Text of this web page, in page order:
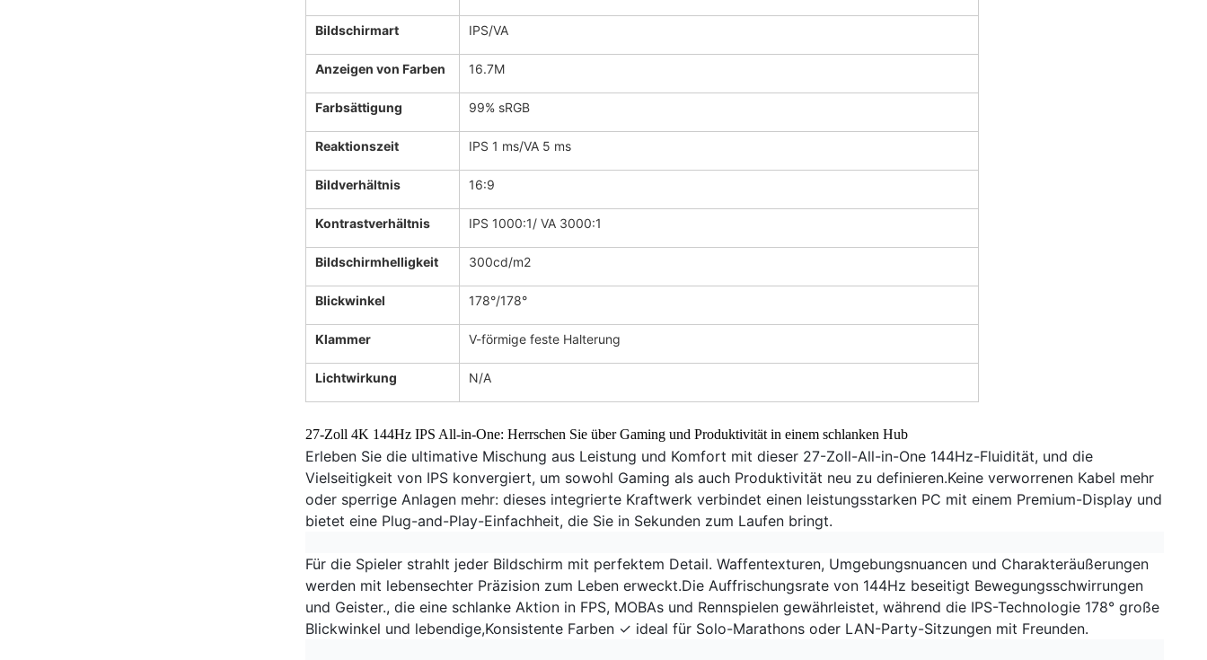
Bildschirmart IPS/VA
Anzeigen von Farben 16.7M
Farbsättigung 99% sRGB
Reaktionszeit IPS 1 ms/VA 5 ms
Bildverhältnis 16:9
Kontrastverhältnis IPS 1000:1/ VA 3000:1
Bildschirmhelligkeit 300cd/m2
Blickwinkel 178°/178°
Klammer V-förmige feste Halterung
Lichtwirkung N/A
27-Zoll 4K 144Hz IPS All-in-One: Herrschen Sie über Gaming und Produktivität in einem schlanken Hub
Erleben Sie die ultimative Mischung aus Leistung und Komfort mit dieser 27-Zoll-All-in-One 144Hz-Fluidität, und die
Vielseitigkeit von IPS konvergiert, um sowohl Gaming als auch Produktivität neu zu definieren.Keine verworrenen Kabel mehr
oder sperrige Anlagen mehr: dieses integrierte Kraftwerk verbindet einen leistungsstarken PC mit einem Premium-Display und
bietet eine Plug-and-Play-Einfachheit, die Sie in Sekunden zum Laufen bringt.
Für die Spieler strahlt jeder Bildschirm mit perfektem Detail. Waffentexturen, Umgebungsnuancen und Charakteräußerungen
werden mit lebensechter Präzision zum Leben erweckt.Die Auffrischungsrate von 144Hz beseitigt Bewegungsschwirrungen
und Geister., die eine schlanke Aktion in FPS, MOBAs und Rennspielen gewährleistet, während die IPS-Technologie 178° große
Blickwinkel und lebendige,Konsistente Farben ✓ ideal für Solo-Marathons oder LAN-Party-Sitzungen mit Freunden.